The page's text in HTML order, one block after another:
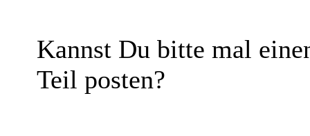
Kannst Du bitte mal
Teil posten?